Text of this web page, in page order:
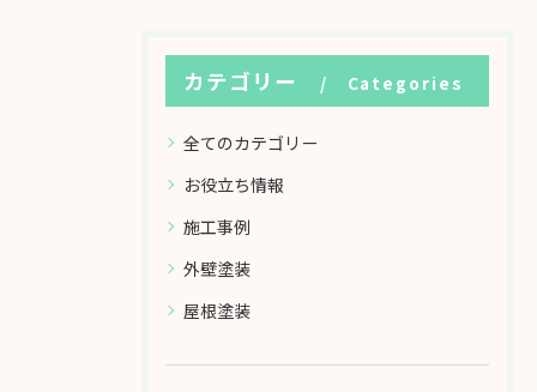
カテゴリー Categories
全てのカテゴリー
お役立ち情報
施工事例
外壁塗装
屋根塗装